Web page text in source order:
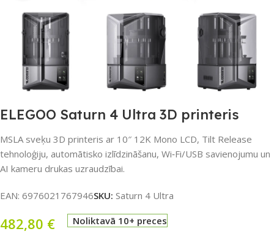
ELEGOO Saturn 4 Ultra 3D printeris
MSLA sveķu 3D printeris ar 10″ 12K Mono LCD, Tilt Release
tehnoloģiju, automātisko izlīdzināšanu, Wi‑Fi/USB savienojumu un
AI kameru drukas uzraudzībai.
EAN: 6976021767946SKU: Saturn 4 Ultra
482,80 € Noliktavā 10+ preces